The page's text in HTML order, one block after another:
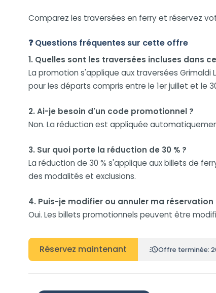
Comparez les traversées en ferry et réservez
❓ Questions fréquentes sur cette offre
1. Quelles sont les traversées incluses dans
La promotion s'applique aux traversées
pour les départs compris entre le 1er juillet et le
2. Ai-je besoin d'un code promotionnel ?
Non. La réduction est appliquée
3. Sur quoi porte la réduction de 30 % ?
La réduction de 30 % s'applique aux billets de
des modalités et exclusions.
4. Puis-je modifier ou annuler ma réservation
Oui. Les billets promotionnels peuvent être
Réservez maintenant Offre terminée: